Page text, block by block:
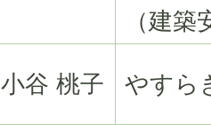
（建
小谷 桃子 やすら